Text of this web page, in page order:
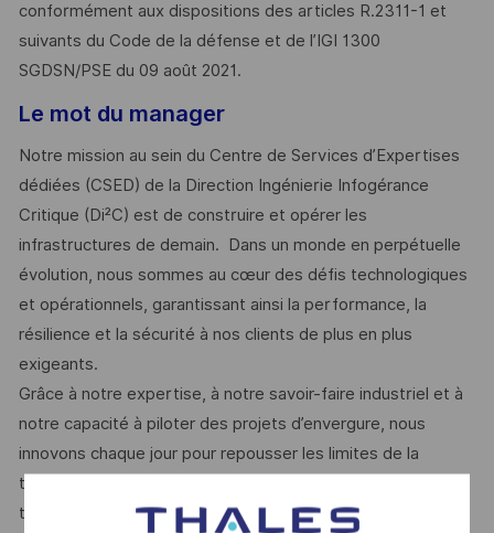
conformément aux dispositions des articles R.2311-1 et
suivants du Code de la défense et de l’IGI 1300
SGDSN/PSE du 09 août 2021.
Le mot du manager
Notre mission au sein du Centre de Services d’Expertises
dédiées (CSED) de la Direction Ingénierie Infogérance
Critique (Di²C) est de construire et opérer les
infrastructures de demain. Dans un monde en perpétuelle
évolution, nous sommes au cœur des défis technologiques
et opérationnels, garantissant ainsi la performance, la
résilience et la sécurité à nos clients de plus en plus
exigeants.
Grâce à notre expertise, à notre savoir-faire industriel et à
notre capacité à piloter des projets d’envergure, nous
innovons chaque jour pour repousser les limites de la
technologie et assurer la haute disponibilité des services à
tous nos clients (internes ou externes).